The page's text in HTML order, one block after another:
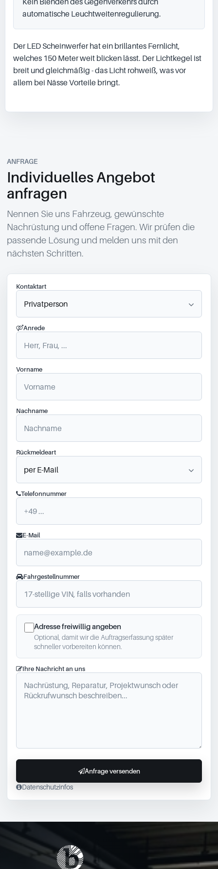
automatische Leuchtweitenregulierung.
Der LED Scheinwerfer hat ein brillantes Fernlicht,
welches 150 Meter weit blicken lässt. Der Lichtkegel ist
breit und gleichmäßig - das Licht rohweiß, was vor
allem bei Nässe Vorteile bringt.
ANFRAGE
Individuelles Angebot
anfragen
Nennen Sie uns Fahrzeug, gewünschte
Nachrüstung und offene Fragen. Wir prüfen die
passende Lösung und melden uns mit den
nächsten Schritten.
Kontaktart
Anrede
Vorname
Nachname
Rückmeldeart
Telefonnummer
E-Mail
Fahrgestellnummer
Adresse freiwillig angeben
Optional, damit wir die Auftragserfassung später
schneller vorbereiten können.
Ihre Nachricht an uns
Datenschutzinfos
Anfrage versenden